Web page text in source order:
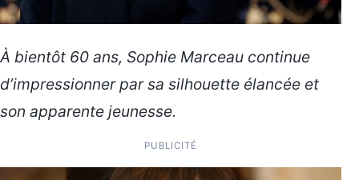
À bientôt 60 ans, Sophie Marceau continue
d’impressionner par sa silhouette élancée et
son apparente jeunesse.
PUBLICITÉ